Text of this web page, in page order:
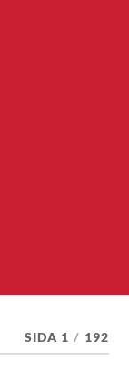
SIDA 1 / 192